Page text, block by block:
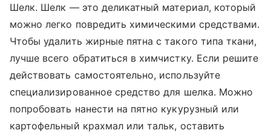
Шелк. Шелк — это деликатный материал, который
можно легко повредить химическими средствами.
Чтобы удалить жирные пятна с такого типа ткани,
лучше всего обратиться в химчистку. Если решите
действовать самостоятельно, используйте
специализированное средство для шелка. Можно
попробовать нанести на пятно кукурузный или
картофельный крахмал или тальк, оставить